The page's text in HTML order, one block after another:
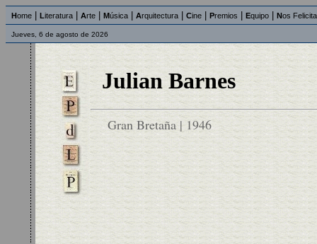
Home Literatura Arte Música Arquitectura Cine Premios Equipo Nos
Jueves, 6 de agosto de 2026
Julian Barnes
Gran Bretaña | 1946